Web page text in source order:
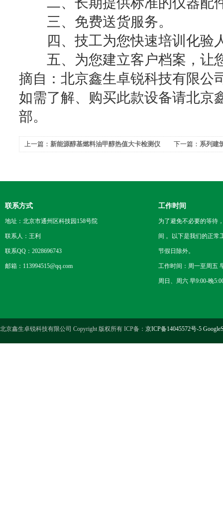
三、免费送货服务。
四、技工为您快速培训化验
五、为您建立客户档案，让
摘自：北京鑫生卓锐科技有限公
如需了解、购买此款设备请北京
部。
上一篇： 新能源醇基燃料油甲醇热值大卡检测仪
下一篇： 系列建
联系方式
地址：北京市通州区科技园158号院
联系人：王利
联系QQ：2028696743
邮箱：113994515@qq.com
工作时间
为了避免不必要的等待
间 。以下是我们的正常
节假日除外。
工作时间：周一至周五
周日、周六 早9:00-晚
北京鑫生卓锐科技有限公司 Copyright 版权所有 ICP备： 京ICP备14045572号-5